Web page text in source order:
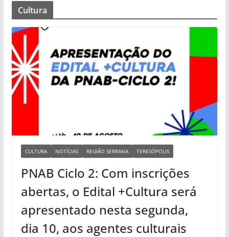
Cultura
CULTURA NOTÍCIAS REGIÃO SERRANA TERESÓPOLIS
PNAB Ciclo 2: Com inscrições
abertas, o Edital +Cultura será
apresentado nesta segunda,
dia 10, aos agentes culturais